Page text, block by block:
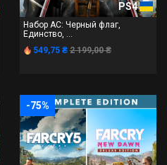
PS4
Набор AC: Черный флаг,
Единство, ...
549,75 ₴ 2 199,00 ₴
-75%